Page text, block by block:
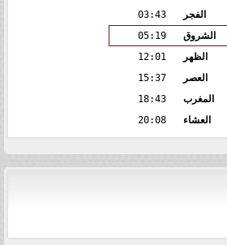
الفجر
03:43
الشروق
05:19
الظهر
12:01
العصر
15:37
المغرب
18:43
العشاء
20:08